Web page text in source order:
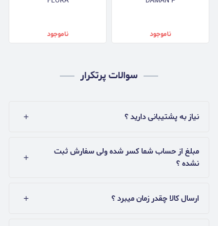
ناموجود ناموجود
سوالات پرتکرار
نیاز به پشتیبانی دارید ؟
مبلغ از حساب شما کسر شده ولی سفارش ثبت
نشده ؟
ارسال کالا چقدر زمان میبرد ؟